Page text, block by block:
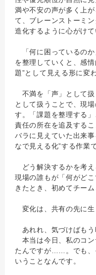
満や不安の声が多く上
て、ブレーンストーミ
造化するように心がけて
「何に困っているのか
を整理していくと、感
題”として見える形に変
不満を「声」として扱
として扱うことで、現
す。「課題を整理する
責任の所在を追及する
バラに見えていた出来
なで見える化”する作業で
どう解決するかを考え
現場の誰もが「何がど
きたとき、初めてチー
変化は、共有の先に生
あれれ、気づけばもう
本当は今日、私のコン
たんですが……。でも、
いうことなんです。